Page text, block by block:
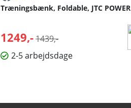
Træningsbænk, Foldable, JTC POWER
1249,- Normalpris:
1439,-
2-5 arbejdsdage